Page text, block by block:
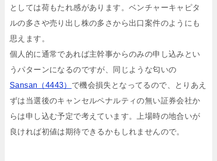
としては荷もたれ感があります。ベンチャーキャピタ
ルの多さや売り出し株の多さから出口案件のようにも
思えます。
個人的に通常であれば主幹事からのみの申し込みとい
うパターンになるのですが、同じような匂いの
Sansan（4443） で機会損失となってるので、とりあえ
ずは当選後のキャンセルペナルティの無い証券会社か
らは申し込む予定で考えています。上場時の地合いが
良ければ初値は期待できるかもしれませんので。